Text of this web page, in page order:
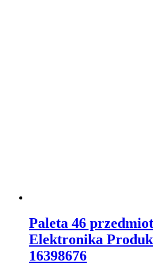
Paleta 46
Elektronika
16398676